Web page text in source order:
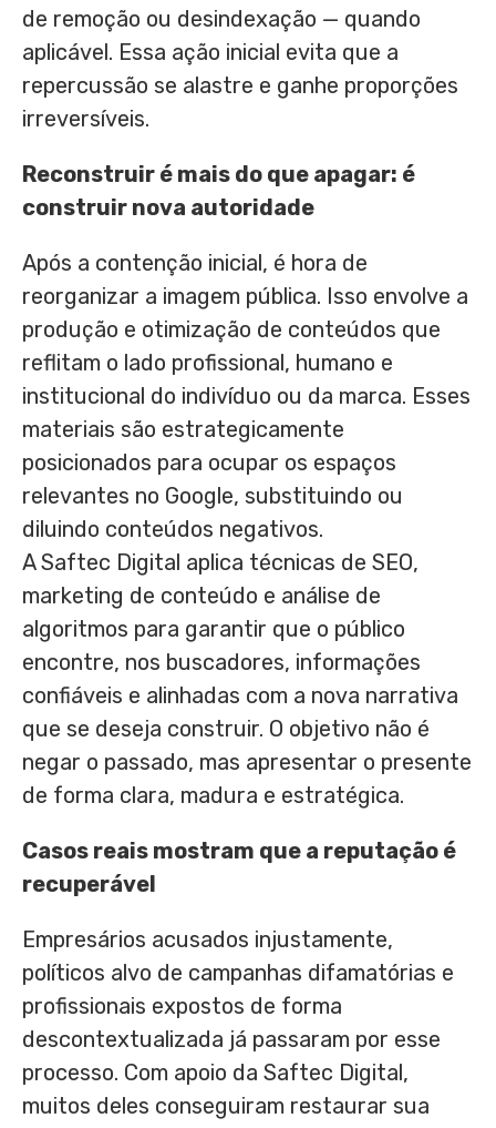
de remoção ou desindexação — quando
aplicável. Essa ação inicial evita que a
repercussão se alastre e ganhe proporções
irreversíveis.
Reconstruir é mais do que apagar: é
construir nova autoridade
Após a contenção inicial, é hora de
reorganizar a imagem pública. Isso envolve a
produção e otimização de conteúdos que
reflitam o lado profissional, humano e
institucional do indivíduo ou da marca. Esses
materiais são estrategicamente
posicionados para ocupar os espaços
relevantes no Google, substituindo ou
diluindo conteúdos negativos.
A Saftec Digital aplica técnicas de SEO,
marketing de conteúdo e análise de
algoritmos para garantir que o público
encontre, nos buscadores, informações
confiáveis e alinhadas com a nova narrativa
que se deseja construir. O objetivo não é
negar o passado, mas apresentar o presente
de forma clara, madura e estratégica.
Casos reais mostram que a reputação é
recuperável
Empresários acusados injustamente,
políticos alvo de campanhas difamatórias e
profissionais expostos de forma
descontextualizada já passaram por esse
processo. Com apoio da Saftec Digital,
muitos deles conseguiram restaurar sua